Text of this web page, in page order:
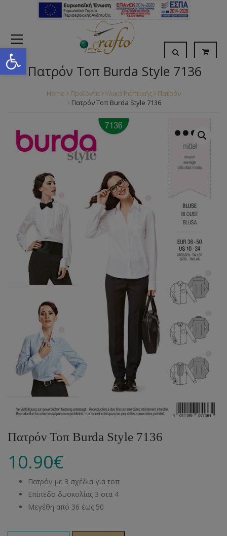
Open toolbar
Πατρόν Τοπ Burda Style 7136
Home Προϊόντα Υλικά Ραπτικής
Πατρόν
Πατρόν Τοπ Burda Style 7136
Πατρόν Τοπ Burda Style 7136
10.90€
Πατρόν με 3 σχέδια για τοπ
Επίπεδο δυσκολίας 3 στα 4
Μεγέθη από 36 έως 50